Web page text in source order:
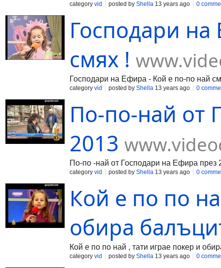
category vid posted by Shella 13 years ago 0
Господари
смях !
Господари на Ефира - Кой е по-по най
category vid posted by Shella 13 years ago 0
По-по-най от
2013
По-по -най от Господари на Ефира през
category vid posted by Shella 13 years ago 0
Кой е по по
обира
Кой е по по най , тати играе покер и
category vid posted by Shella 13 years ago 0